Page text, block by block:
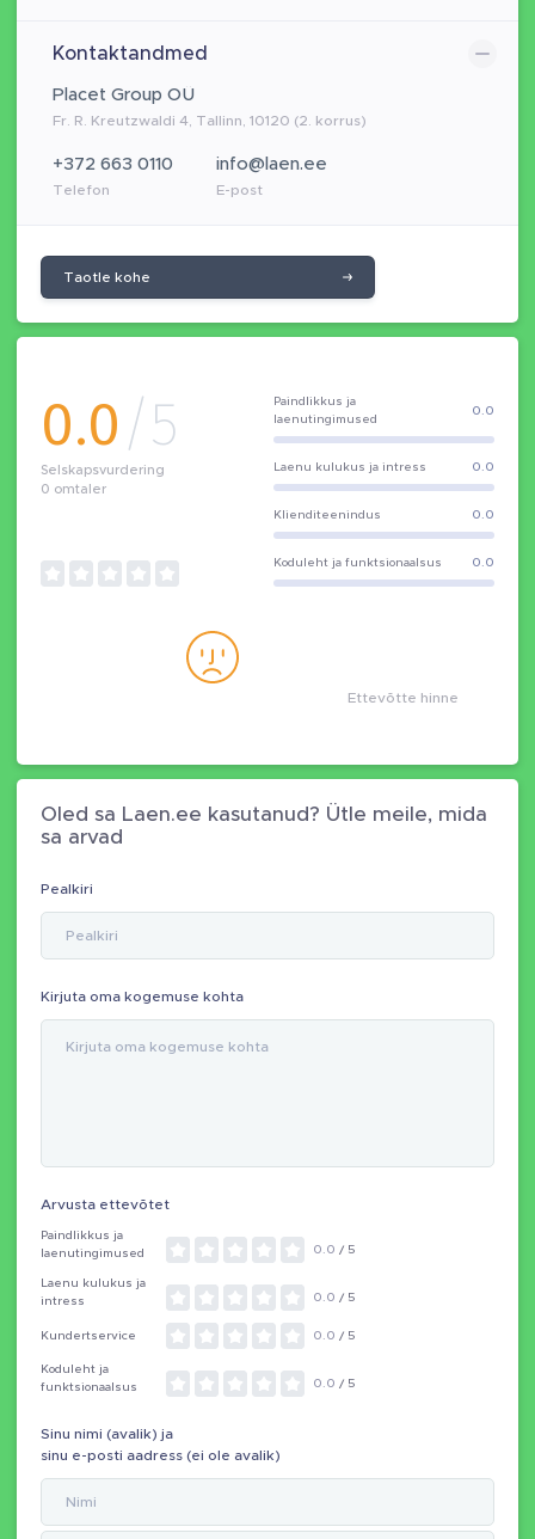
Kontaktandmed
Placet Group OÜ
Fr. R. Kreutzwaldi 4, Tallinn, 10120 (2. korrus)
+372 663 0110
Telefon
info@laen.ee
E-post
Taotle kohe
0.0/5
Selskapsvurdering
0 omtaler
Paindlikkus ja
laenutingimused
0.0
Laenu kulukus ja intress 0.0
Klienditeenindus 0.0
Koduleht ja funktsionaalsus 0.0
Ettevõtte hinne
Oled sa Laen.ee kasutanud? Ütle meile, mida
sa arvad
Pealkiri
Kirjuta oma kogemuse kohta
Arvusta ettevõtet
Paindlikkus ja
laenutingimused
0.0 / 5
Laenu kulukus ja
intress
0.0 / 5
Kundertservice 0.0 / 5
Koduleht ja
funktsionaalsus
0.0 / 5
Sinu nimi (avalik) ja
sinu e-posti aadress (ei ole avalik)